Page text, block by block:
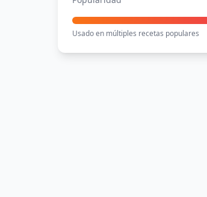
Usado en múltiples recetas populares